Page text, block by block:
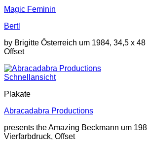
Magic Feminin
Bertl
by Brigitte Österreich um 1984, 34,5 x
Offset
Schnellansicht
Plakate
Abracadabra Productions
presents the Amazing Beckmann um
Vierfarbdruck, Offset